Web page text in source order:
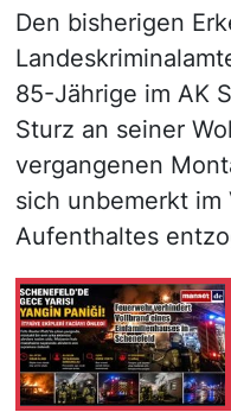
Den bisherigen
85-Jährige im AK
Sturz an seiner
vergangenen
sich unbemerkt im
Aufenthaltes